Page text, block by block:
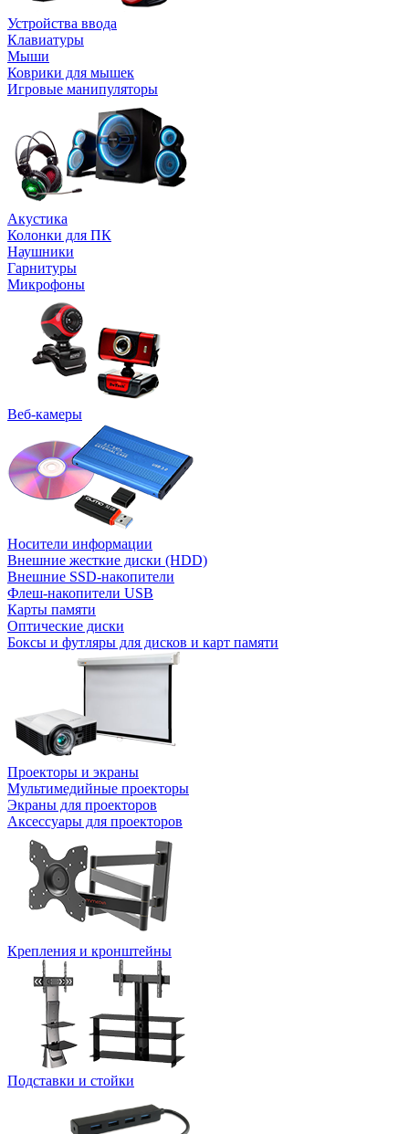
Устройства ввода
Клавиатуры
Мыши
Коврики для мышек
Игровые манипуляторы
Акустика
Колонки для ПК
Наушники
Гарнитуры
Микрофоны
Веб-камеры
Носители информации
Внешние жесткие диски (HDD)
Внешние SSD-накопители
Флеш-накопители USB
Карты памяти
Оптические диски
Боксы и футляры для дисков и карт памяти
Проекторы и экраны
Мультимедийные проекторы
Экраны для проекторов
Аксессуары для проекторов
Крепления и кронштейны
Подставки и стойки